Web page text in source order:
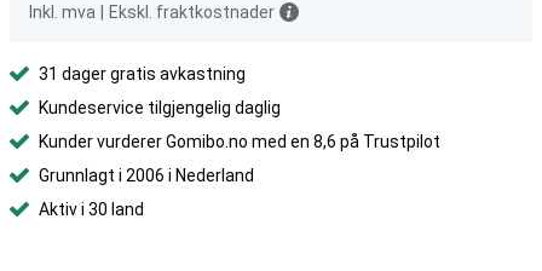
Inkl. mva
Ekskl. fraktkostnader
31 dager gratis avkastning
Kundeservice tilgjengelig daglig
Kunder vurderer Gomibo.no med en 8,6 på Trustpilot
Grunnlagt i 2006 i Nederland
Aktiv i 30 land